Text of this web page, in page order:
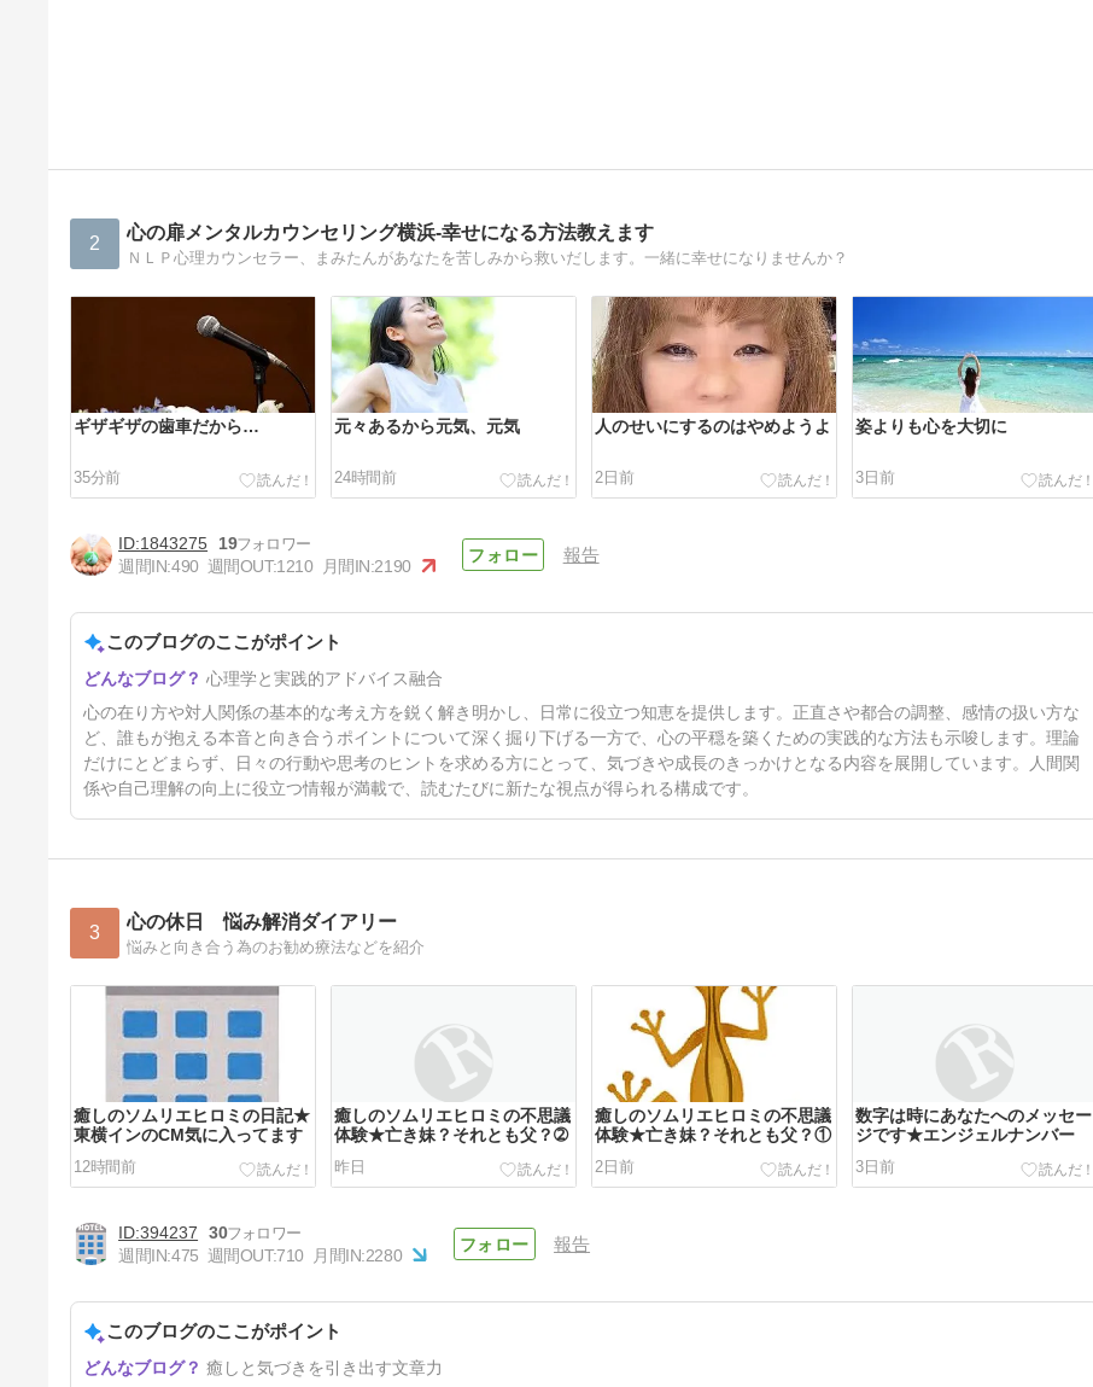
2 心の扉メンタルカウンセリング横浜-幸せになる方法教えます
ＮＬＰ心理カウンセラー、まみたんがあなたを苦しみから救いだします。一緒に幸せになりませんか？
ギザギザの歯車だから…
35分前
元々あるから元気、元気
24時間前
人のせいにするのはやめようよ
2日前
姿よりも心を大切に
3日前
どうせ…は心の赤信号
4日前
1843275
19
週間IN:490 週間OUT:1210 月間IN:2190
報告
このブログのここがポイント
心理学と実践的アドバイス融合
心の在り方や対人関係の基本的な考え方を鋭く解き明かし、日常に役立つ知恵を提供します。正直さや都合の調整、感情の扱い方な
ど、誰もが抱える本音と向き合うポイントについて深く掘り下げる一方で、心の平穏を築くための実践的な方法も示唆します。理論
だけにとどまらず、日々の行動や思考のヒントを求める方にとって、気づきや成長のきっかけとなる内容を展開しています。人間関
係や自己理解の向上に役立つ情報が満載で、読むたびに新たな視点が得られる構成です。
3 心の休日 悩み解消ダイアリー
悩みと向き合う為のお勧め療法などを紹介
癒しのソムリエヒロミの日記★
東横インのCM気に入ってます
12時間前
癒しのソムリエヒロミの不思議
体験★亡き妹？それとも父？➁
昨日
癒しのソムリエヒロミの不思議
体験★亡き妹？それとも父？①
2日前
数字は時にあなたへのメッセー
ジです★エンジェルナンバー
3日前
今週のあなたへのメッセージ★
不安な心は閉じ込め過ぎないよ
394237
30
週間IN:475 週間OUT:710 月間IN:2280
報告
このブログのここがポイント
癒しと気づきを引き出す文章力